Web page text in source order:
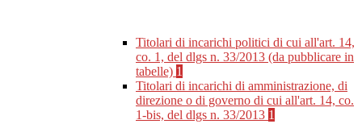
Titolari di incarichi politici di cui all'art. 14,
co. 1, del dlgs n. 33/2013 (da pubblicare in
tabelle) 1
Titolari di incarichi di amministrazione, di
direzione o di governo di cui all'art. 14, co.
1-bis, del dlgs n. 33/2013 1